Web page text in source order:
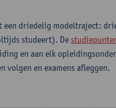
een driedelig modeltraject:
studeert). De
en aan elk
volgen en examens afleggen.